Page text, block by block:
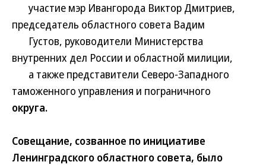
участие мэр Ивангорода Виктор Дмитриев,
председатель областного cовета Вадим
Густов, руководители Министерства
внутренних дел России и областной милиции,
а также представители Северо-Западного
таможенного управления и пограничного
округа.
Совещание, созванное по инициативе
Ленинградского областного совета, было